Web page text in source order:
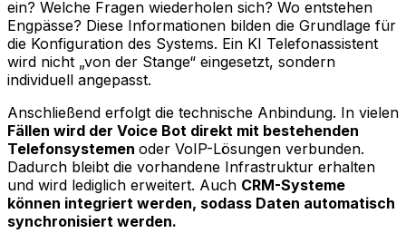
ein? Welche Fragen wiederholen sich? Wo entstehen
Engpässe? Diese Informationen bilden die Grundlage für
die Konfiguration des Systems. Ein KI Telefonassistent
wird nicht „von der Stange“ eingesetzt, sondern
individuell angepasst.
Anschließend erfolgt die technische Anbindung. In vielen
Fällen wird der Voice Bot direkt mit bestehenden
Telefonsystemen oder VoIP-Lösungen verbunden.
Dadurch bleibt die vorhandene Infrastruktur erhalten
und wird lediglich erweitert. Auch CRM-Systeme
können integriert werden, sodass Daten automatisch
synchronisiert werden.